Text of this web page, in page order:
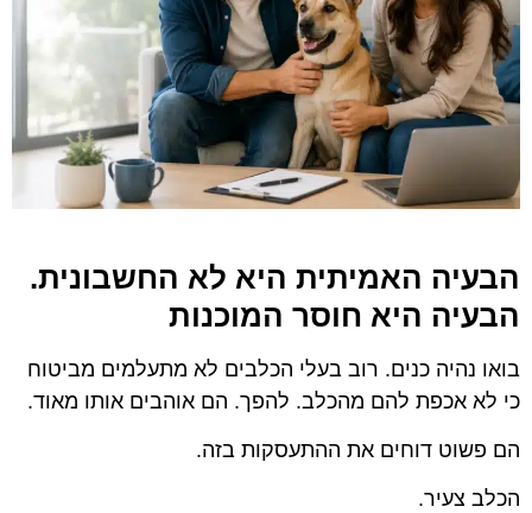
הבעיה האמיתית היא לא החשבונית.
הבעיה היא חוסר המוכנות
בואו נהיה כנים. רוב בעלי הכלבים לא מתעלמים מביטוח
כי לא אכפת להם מהכלב. להפך. הם אוהבים אותו מאוד.
הם פשוט דוחים את ההתעסקות בזה.
הכלב צעיר.